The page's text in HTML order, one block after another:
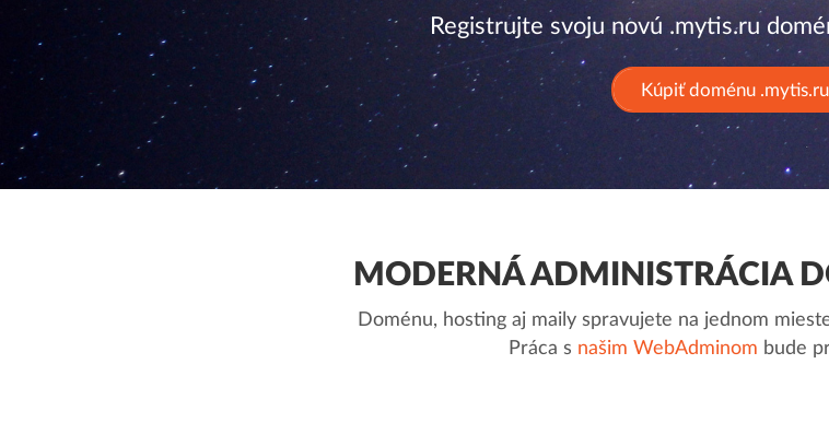
Registrujte svoju novú .mytis.ru
Kúpiť doménu .mytis.ru
MODERNÁ ADMINISTRÁCIA
Doménu, hosting aj maily spravujete na jednom
Práca s našim WebAdminom bude